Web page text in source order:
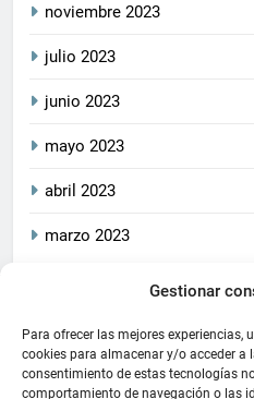
Gestionar
Para ofrecer las mejores
cookies para almacenar y/o acceder a
consentimiento de estas tecnologías
comportamiento de navegación o las
noviembre 2023
julio 2023
junio 2023
mayo 2023
abril 2023
marzo 2023
los derechos reservados.
Este blog cumple con las
leyes de privacidad y